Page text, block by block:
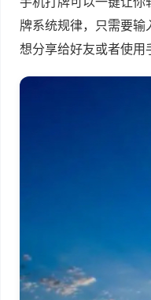
牌系统规律，只需要
想分享给好友或者使用